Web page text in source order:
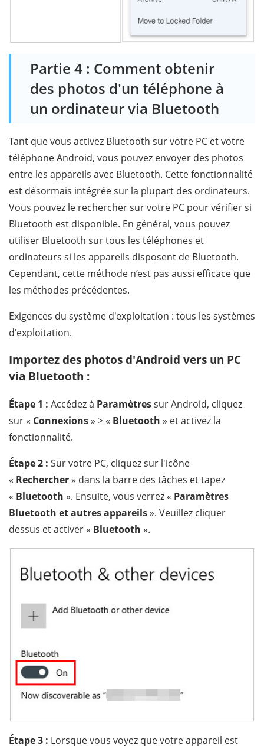
Partie 4 : Comment obtenir
des photos d'un téléphone à
un ordinateur via Bluetooth
Tant que vous activez Bluetooth sur votre PC et votre
téléphone Android, vous pouvez envoyer des photos
entre les appareils avec Bluetooth. Cette fonctionnalité
est désormais intégrée sur la plupart des ordinateurs.
Vous pouvez le rechercher sur votre PC pour vérifier si
Bluetooth est disponible. En général, vous pouvez
utiliser Bluetooth sur tous les téléphones et
ordinateurs si les appareils disposent de Bluetooth.
Cependant, cette méthode n’est pas aussi efficace que
les méthodes précédentes.
Exigences du système d'exploitation : tous les systèmes
d'exploitation.
Importez des photos d'Android vers un PC
via Bluetooth :
Étape 1 : Accédez à Paramètressur Android, cliquez
sur « Connexions» > « Bluetooth » et activez la
fonctionnalité.
Étape 2 : Sur votre PC, cliquez sur l'icône
« Rechercher» dans la barre des tâches et tapez
« Bluetooth ». Ensuite, vous verrez « Paramètres
Bluetooth et autres appareils». Veuillez cliquer
dessus et activer « Bluetooth ».
Étape 3 : Lorsque vous voyez que votre appareil est